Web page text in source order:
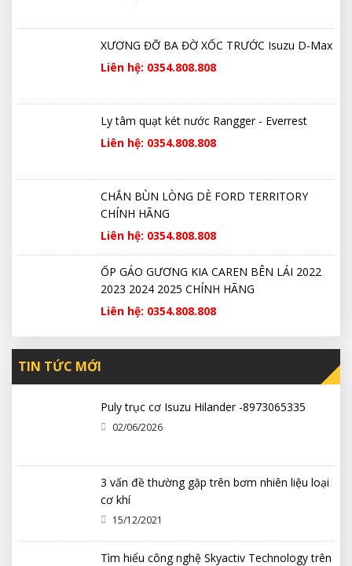
XƯƠNG ĐỠ BA ĐỜ XỐC TRƯỚC Isuzu D-Max
Liên hệ: 0354.808.808
Ly tâm quạt két nước Rangger - Everrest
Liên hệ: 0354.808.808
CHẮN BÙN LÒNG DÈ FORD TERRITORY
CHÍNH HÃNG
Liên hệ: 0354.808.808
ỐP GÁO GƯƠNG KIA CAREN BÊN LÁI 2022
2023 2024 2025 CHÍNH HÃNG
Liên hệ: 0354.808.808
TIN TỨC MỚI
Puly trục cơ Isuzu Hilander -8973065335
02/06/2026
3 vấn đề thường gặp trên bơm nhiên liệu loại
cơ khí
15/12/2021
Tìm hiểu công nghệ Skyactiv Technology trên